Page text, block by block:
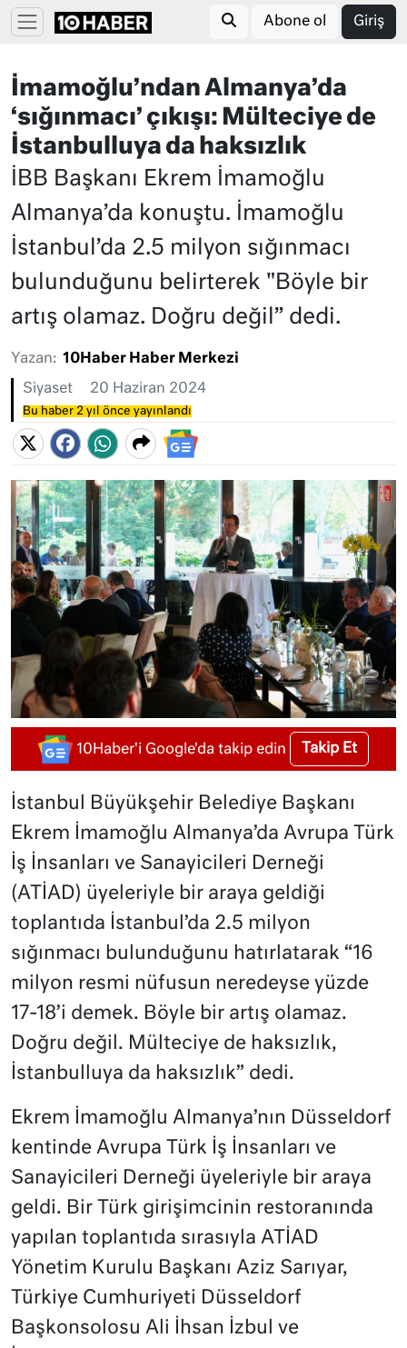
Abone ol Giriş
İmamoğlu’ndan Almanya’da
‘sığınmacı’ çıkışı: Mülteciye de
İstanbulluya da haksızlık
İBB Başkanı Ekrem İmamoğlu
Almanya’da konuştu. İmamoğlu
İstanbul’da 2.5 milyon sığınmacı
bulunduğunu belirterek "Böyle bir
artış olamaz. Doğru değil” dedi.
Yazan: 10Haber Haber Merkezi
Siyaset 20 Haziran 2024
Bu haber 2 yıl önce yayınlandı
10Haber'i Google'da takip edin Takip Et
İstanbul Büyükşehir Belediye Başkanı
Ekrem İmamoğlu Almanya’da Avrupa Türk
İş İnsanları ve Sanayicileri Derneği
(ATİAD) üyeleriyle bir araya geldiği
toplantıda İstanbul’da 2.5 milyon
sığınmacı bulunduğunu hatırlatarak “16
milyon resmi nüfusun neredeyse yüzde
17-18’i demek. Böyle bir artış olamaz.
Doğru değil. Mülteciye de haksızlık,
İstanbulluya da haksızlık” dedi.
Ekrem İmamoğlu Almanya’nın Düsseldorf
kentinde Avrupa Türk İş İnsanları ve
Sanayicileri Derneği üyeleriyle bir araya
geldi. Bir Türk girişimcinin restoranında
yapılan toplantıda sırasıyla ATİAD
Yönetim Kurulu Başkanı Aziz Sarıyar,
Türkiye Cumhuriyeti Düsseldorf
Başkonsolosu Ali İhsan İzbul ve